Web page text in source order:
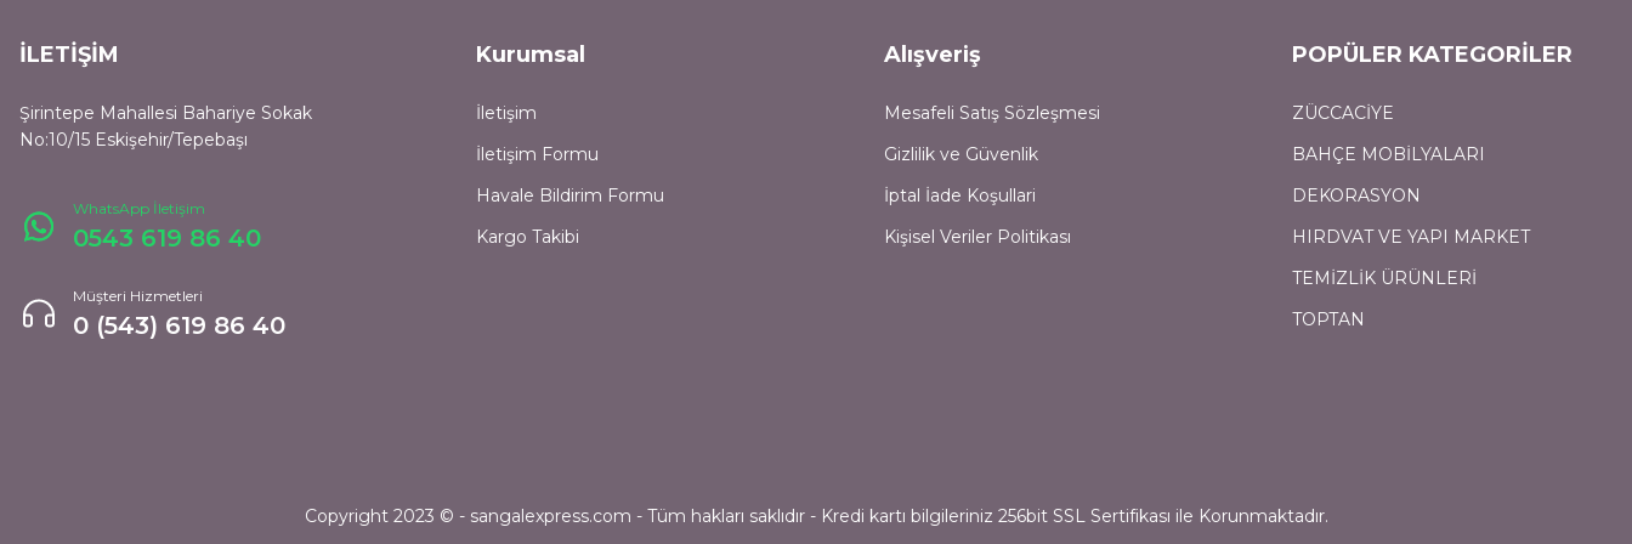
İLETİŞİM
Şirintepe Mahallesi Bahariye Sokak
No:10/15 Eskişehir/Tepebaşı
WhatsApp İletişim
0543 619 86 40
Müşteri Hizmetleri
0 (543) 619 86 40
Kurumsal
İletişim
İletişim Formu
Havale Bildirim Formu
Kargo Takibi
Alışveriş
Mesafeli Satış Sözleşmesi
Gizlilik ve Güvenlik
İptal İade Koşullari
Kişisel Veriler Politikası
POPÜLER KATEGORİLER
ZÜCCACİYE
BAHÇE MOBİLYALARI
DEKORASYON
HIRDVAT VE YAPI MARKET
TEMİZLİK ÜRÜNLERİ
TOPTAN
Copyright 2023 © - sangalexpress.com - Tüm hakları saklıdır - Kredi kartı bilgileriniz 256bit SSL Sertifikası ile Korunmaktadır.